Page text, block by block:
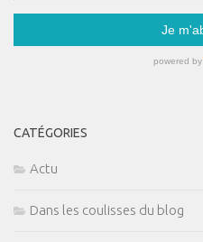
CATÉGORIES
Actu
Dans les coulisses du blog